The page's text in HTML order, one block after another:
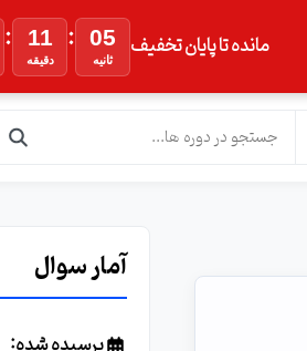
مانده تا پایان تخفیف : 11
دقیقه
: 04
ثانیه
آمار سوال
پرسیده شده: